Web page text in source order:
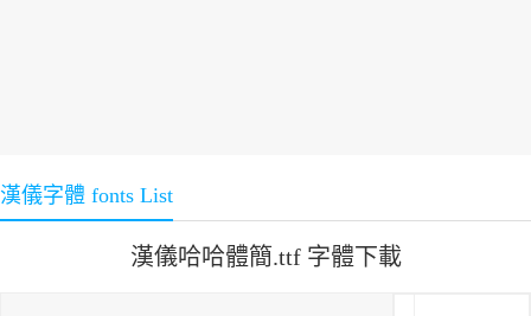
漢儀字體 fonts List
漢儀哈哈體簡.ttf 字體下載